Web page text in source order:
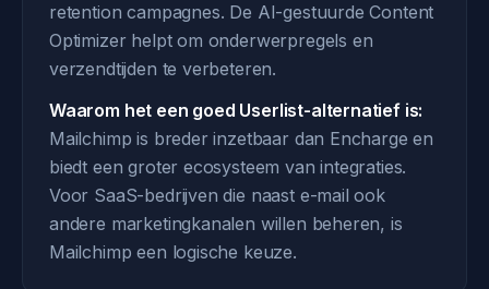
retention campagnes. De AI-gestuurde Content
Optimizer helpt om onderwerpregels en
verzendtijden te verbeteren.
Waarom het een goed Userlist-alternatief is:
Mailchimp is breder inzetbaar dan Encharge en
biedt een groter ecosysteem van integraties.
Voor SaaS-bedrijven die naast e-mail ook
andere marketingkanalen willen beheren, is
Mailchimp een logische keuze.